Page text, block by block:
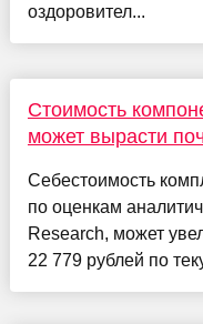
оздоровител...
Стоимость
может вырасти
Себестоимость
по оценкам
Research, может
22 779 рублей по